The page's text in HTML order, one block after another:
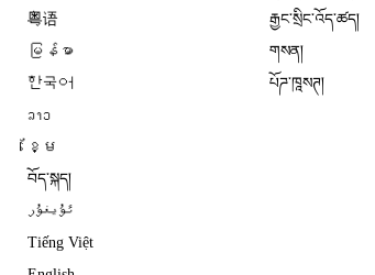
粤语
မြန်မာ
한국어
ລາວ
ខ្មែ
བོད་སྐད།
ئۇيغۇر
Tiếng Việt
རྒྱང་སྲིང་འོད་ཚད།
གསན།
པོཌ་ཁཱསཊ།